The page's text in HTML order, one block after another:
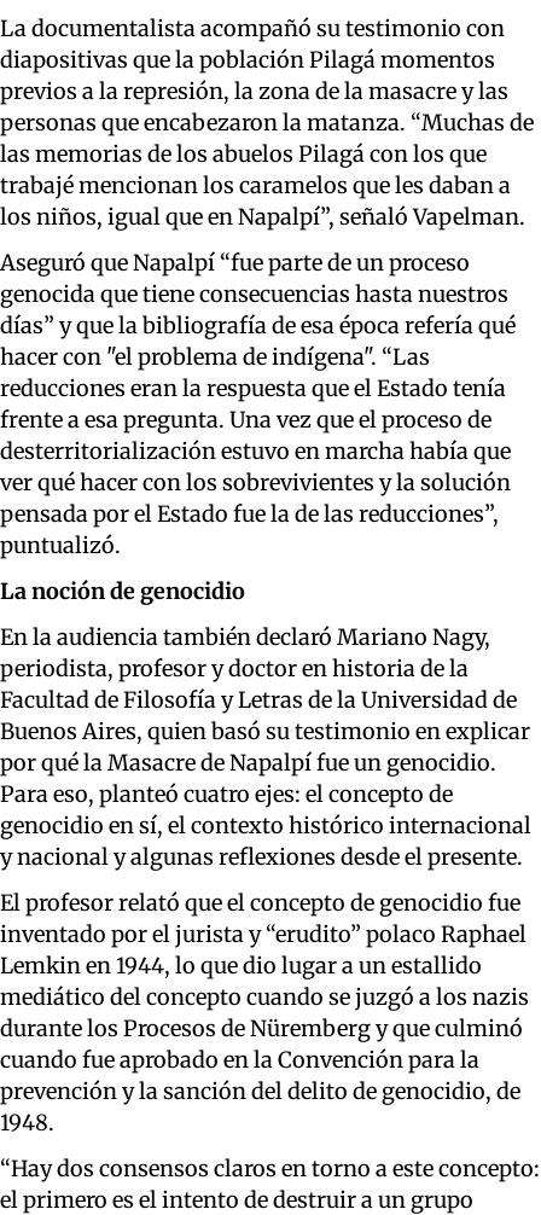
La documentalista acompañó su testimonio con
diapositivas que la población Pilagá momentos
previos a la represión, la zona de la masacre y las
personas que encabezaron la matanza. “Muchas de
las memorias de los abuelos Pilagá con los que
trabajé mencionan los caramelos que les daban a
los niños, igual que en Napalpí”, señaló Vapelman.
Aseguró que Napalpí “fue parte de un proceso
genocida que tiene consecuencias hasta nuestros
días” y que la bibliografía de esa época refería qué
hacer con "el problema de indígena". “Las
reducciones eran la respuesta que el Estado tenía
frente a esa pregunta. Una vez que el proceso de
desterritorialización estuvo en marcha había que
ver qué hacer con los sobrevivientes y la solución
pensada por el Estado fue la de las reducciones”,
puntualizó.
La noción de genocidio
En la audiencia también declaró Mariano Nagy,
periodista, profesor y doctor en historia de la
Facultad de Filosofía y Letras de la Universidad de
Buenos Aires, quien basó su testimonio en explicar
por qué la Masacre de Napalpí fue un genocidio.
Para eso, planteó cuatro ejes: el concepto de
genocidio en sí, el contexto histórico internacional
y nacional y algunas reflexiones desde el presente.
El profesor relató que el concepto de genocidio fue
inventado por el jurista y “erudito” polaco Raphael
Lemkin en 1944, lo que dio lugar a un estallido
mediático del concepto cuando se juzgó a los nazis
durante los Procesos de Nüremberg y que culminó
cuando fue aprobado en la Convención para la
prevención y la sanción del delito de genocidio, de
1948.
“Hay dos consensos claros en torno a este concepto:
el primero es el intento de destruir a un grupo